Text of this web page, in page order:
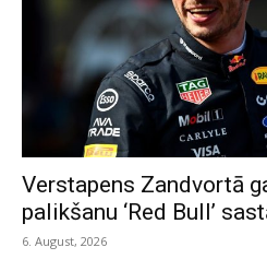
Verstapens Zandvortā
palikšanu ‘Red Bull’
6. August, 2026